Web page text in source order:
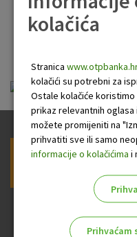
Globalna tržišta
O nama Dnevno
Prijava na newsletter
kolačića
Stranica
kolačići su potrebni za
Ostale kolačiće
prikaz relevantnih oglasa
možete promijeniti na
prihvatiti sve ili samo
informacije o kolačićima i
Prihvaćam